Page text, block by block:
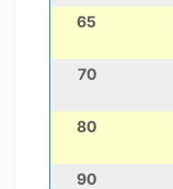
65
70
80
90